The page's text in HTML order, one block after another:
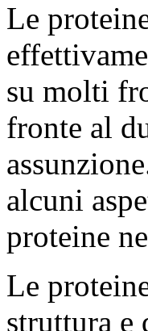
Le
su molti
fronte al
alcuni
proteine
Le
struttura e